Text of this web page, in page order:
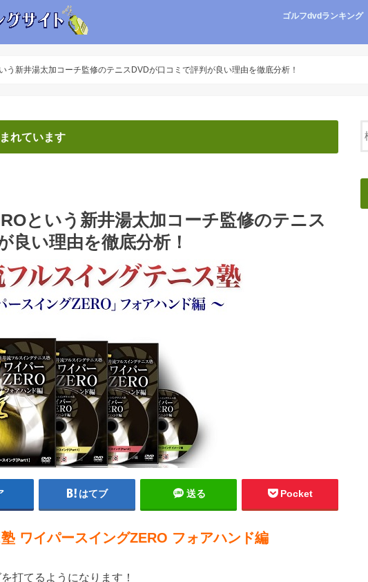
ゴルフdvdランキング
う新井湯太加コーチ監修のテニスDVDが口コミで評判が良い理由を徹底分析！
れています
という新井湯太加コーチ監修のテニス
良い理由を徹底分析！
はてブ 送る Pocket
ワイパースイングZERO フォアハンド編
打てるようになります！